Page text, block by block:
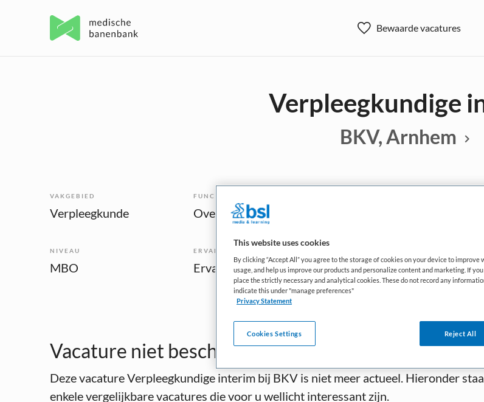
Bewaarde vacatures
Verpleegkundige
BKV, Arnhem
VAKGEBIED
Verpleegkunde
FUNCTIE
NIVEAU
MBO
ERVARING
Ervaren Fulltime
Vacature niet beschikbaar
Deze vacature Verpleegkundige interim bij BKV is niet meer actueel. Hieronder
enkele vergelijkbare vacatures die voor u wellicht interessant zijn.
This website uses cookies
By clicking “Accept All” you agree to the storage of cookies on your device to
usage, and help us improve our products and personalize content and marketing. If
place the strictly necessary and analytical cookies. These do not record any
indicate this under "manage preferences"
Privacy Statement
Reject All
Cookies Settings